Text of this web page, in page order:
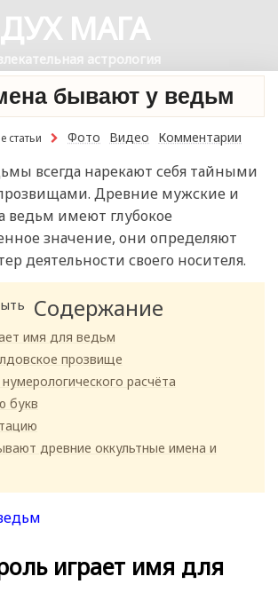
ДУХ МАГА
астрология
бывают у ведьм
статьи Фото Видео Комментарии
всегда нарекают себя тайными
Древние мужские и
ведьм имеют глубокое
значение, они определяют
деятельности своего носителя.
Содержание
имя для ведьм
прозвище
расчёта
букв
древние оккультные имена и
играет имя для